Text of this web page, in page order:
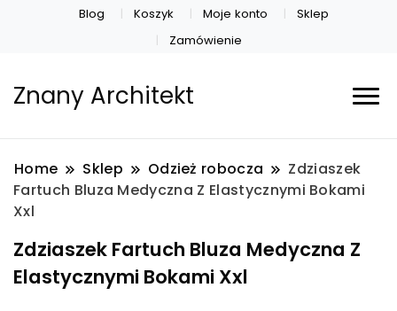
Blog Koszyk Moje konto
Sklep
Zamówienie
Znany Architekt
Home Sklep Odzież robocza
Zdziaszek
Fartuch Bluza Medyczna Z Elastycznymi Bokami
Xxl
Zdziaszek Fartuch Bluza Medyczna Z
Elastycznymi Bokami Xxl